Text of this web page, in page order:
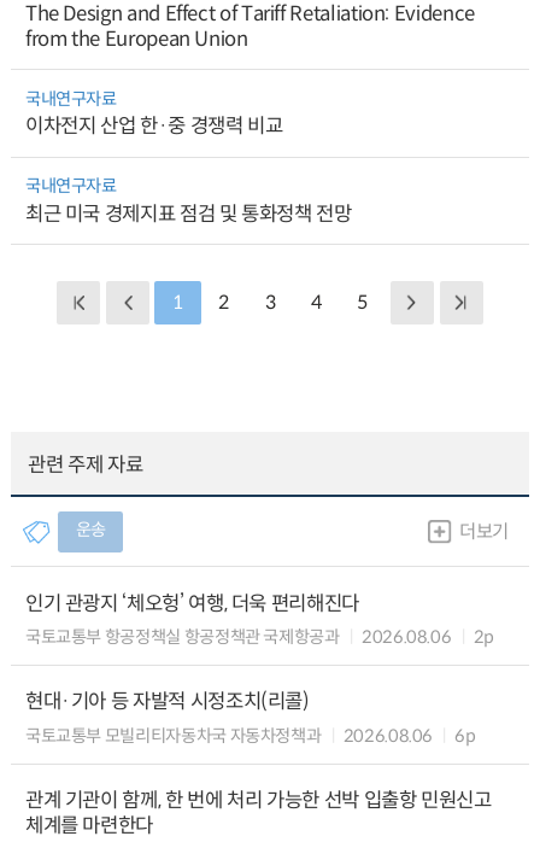
The Design and Effect of Tariff Retaliation: Evidence
from the European Union
국내연구자료
이차전지 산업 한·중 경쟁력 비교
국내연구자료
최근 미국 경제지표 점검 및 통화정책 전망
1 2 3 4 5
관련 주제 자료
운송 더보기
인기 관광지 ‘체오헝’ 여행, 더욱 편리해진다
국토교통부 항공정책실 항공정책관 국제항공과 2026.08.06 2p
현대·기아 등 자발적 시정조치(리콜)
국토교통부 모빌리티자동차국 자동차정책과 2026.08.06 6p
관계 기관이 함께, 한 번에 처리 가능한 선박 입출항 민원신고
체계를 마련한다